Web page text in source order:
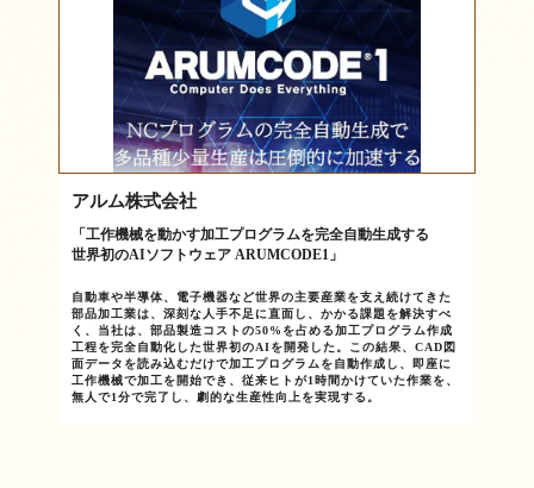
アルム株式会社
「工作機械を動かす加工プログラムを完全自動生成する
世界初のAIソフトウェア ARUMCODE1」
自動車や半導体、電子機器など世界の主要産業を支え続けてきた
部品加工業は、深刻な人手不足に直面し、かかる課題を解決すべ
く、当社は、部品製造コストの50%を占める加工プログラム作成
工程を完全自動化した世界初のAIを開発した。この結果、CAD図
面データを読み込むだけで加工プログラムを自動作成し、即座に
工作機械で加工を開始でき、従来ヒトが1時間かけていた作業を、
無人で1分で完了し、劇的な生産性向上を実現する。